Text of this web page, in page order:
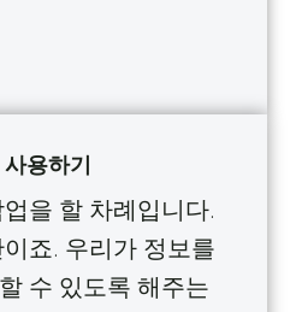
용하기
을 할 차례입니다.
죠. 우리가 정보를
수 있도록 해주는